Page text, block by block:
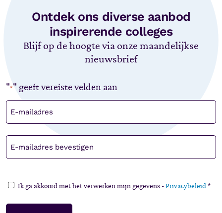
Ontdek ons diverse aanbod
inspirerende colleges
Blijf op de hoogte via onze maandelijkse
nieuwsbrief
"*" geeft vereiste velden aan
mailadres
PrivacyIk ga akkoord met het verwerken mijn gegevens - Privacybeleid *